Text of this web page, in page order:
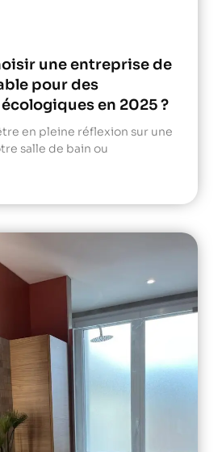
une entreprise de
pour des
en 2025 ?
en pleine réflexion sur une
salle de bain ou